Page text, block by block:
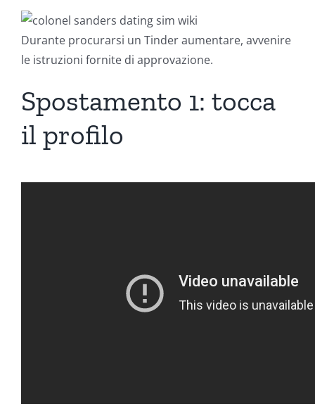
Durante procurarsi un Tinder aumentare, avvenire
le istruzioni fornite di approvazione.
Spostamento 1: tocca
il profilo